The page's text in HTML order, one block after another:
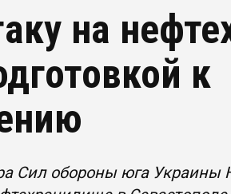
на
к
Сил обороны юга Украины